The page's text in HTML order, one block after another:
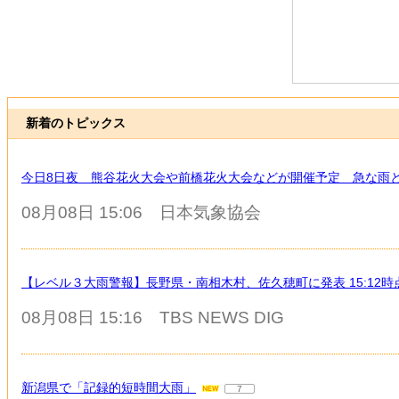
新着のトピックス
今日8日夜 熊谷花火大会や前橋花火大会などが開催予定 急な雨
08月08日 15:06 日本気象協会
【レベル３大雨警報】長野県・南相木村、佐久穂町に発表 15:12時
08月08日 15:16 TBS NEWS DIG
新潟県で「記録的短時間大雨」 7